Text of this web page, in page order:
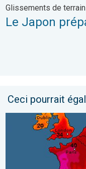
Glissements de terrain
Le Japon
Ceci pourrait
Vague de chaleur